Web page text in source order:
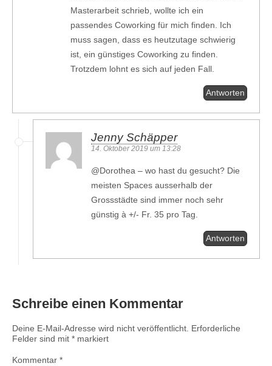
Masterarbeit schrieb, wollte ich ein
passendes Coworking für mich finden. Ich
muss sagen, dass es heutzutage schwierig
ist, ein günstiges Coworking zu finden.
Trotzdem lohnt es sich auf jeden Fall.
Antworten
Jenny Schäpper
14. Oktober 2019 um 13:28
@Dorothea – wo hast du gesucht? Die
meisten Spaces ausserhalb der
Grossstädte sind immer noch sehr
günstig à +/- Fr. 35 pro Tag.
Antworten
Schreibe einen Kommentar
Deine E-Mail-Adresse wird nicht veröffentlicht. Erforderliche
Felder sind mit * markiert
Kommentar *